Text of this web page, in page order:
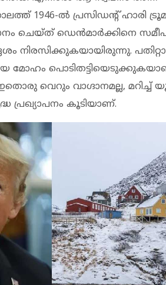
1946-ല്‍ പ്രസിഡന്റ് ഹാരി
ചെയ്ത് ഡെന്‍മാര്‍ക്കിനെ
നിരസിക്കുകയായിരുന്നു.
മോഹം
വെറും വാഗ്ദാനമല്ല, മറിച്ച്
പ്രഖ്യാപനം കൂടിയാണ്.